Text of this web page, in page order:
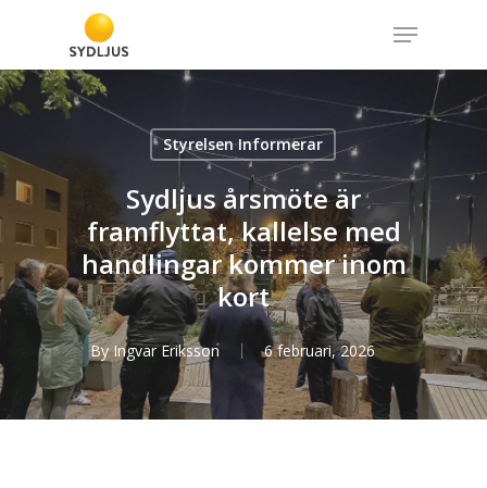
main
content
Menu
Styrelsen Informerar
Sydljus årsmöte är
framflyttat, kallelse med
handlingar kommer inom
kort
By Ingvar Eriksson 6 februari, 2026
Close
Menu